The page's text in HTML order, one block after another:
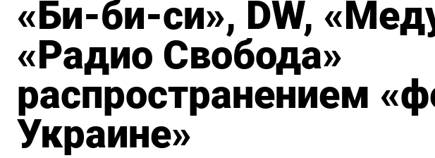
«Би‑би‑си», DW,
«Радио Свобода»
распространением
Украине»